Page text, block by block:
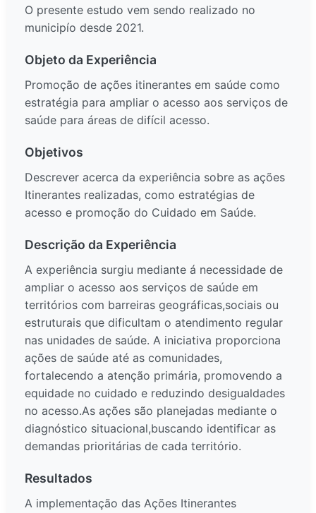
O presente estudo vem sendo realizado no
municipío desde 2021.
Objeto da Experiência
Promoção de ações itinerantes em saúde como
estratégia para ampliar o acesso aos serviços de
saúde para áreas de difícil acesso.
Objetivos
Descrever acerca da experiência sobre as ações
Itinerantes realizadas, como estratégias de
acesso e promoção do Cuidado em Saúde.
Descrição da Experiência
A experiência surgiu mediante á necessidade de
ampliar o acesso aos serviços de saúde em
territórios com barreiras geográficas,sociais ou
estruturais que dificultam o atendimento regular
nas unidades de saúde. A iniciativa proporciona
ações de saúde até as comunidades,
fortalecendo a atenção primária, promovendo a
equidade no cuidado e reduzindo desigualdades
no acesso.As ações são planejadas mediante o
diagnóstico situacional,buscando identificar as
demandas prioritárias de cada território.
Resultados
A implementação das Ações Itinerantes